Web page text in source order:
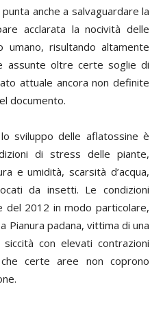
anche a salvaguardare la
acclarata la nocività delle
umano, risultando altamente
assunte oltre certe soglie di
attuale ancora non definite
documento.
sviluppo delle aflatossine è
di stress delle piante,
e umidità, scarsità d’acqua,
da insetti. Le condizioni
del 2012 in modo particolare,
Pianura padana, vittima di una
con elevati contrazioni
certe aree non coprono